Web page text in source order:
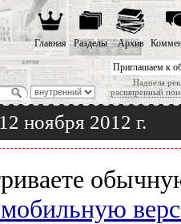
Приглашаем к
Надоела
расширенный
Главная Разделы Архив
ноября 2012 г.